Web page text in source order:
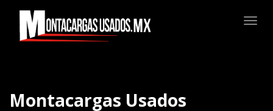
Montacargas Usados